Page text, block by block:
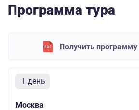
Программа тура
Получить программу
1 день
Москва